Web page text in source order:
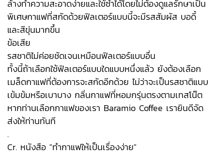
ล้างทำความสะอาดง่ายและใช้ซ้ำได้โดยไม่ต้องดูแลรักษาเป็น
พิเศษกาแฟที่สกัดด้วยฟิลเตอร์แบบนี้จะมีรสสัมผัส บอดี้
และสีขุ่นมากขึ้น
ข้อเสีย
รสชาติไม่ค่อยชัดเจนเหมือนฟิลเตอร์แบบอื่น
ทั้งนี้ถ้าเลือกใช้ฟิลเตอร์แบบใดแบบหนึ่งแล้ว ยังต้องเลือก
เมล็ดกาแฟที่ต้องการจะสกัดอีกด้วย ไม่ว่าจะเป็นรสชาติแบบ
เข้มข้มหรือเบาบาง กลิ่นกาแฟที่หอมกรุ่นตรงตามเทสโน๊ต
หากท่านเลือกกาแฟของเรา Baramio Coffee เรายินดีจัด
ส่งให้ท่านทันที
.
Cr. หนังสือ "ทำกาแฟให้เป็นเรื่องง่าย"